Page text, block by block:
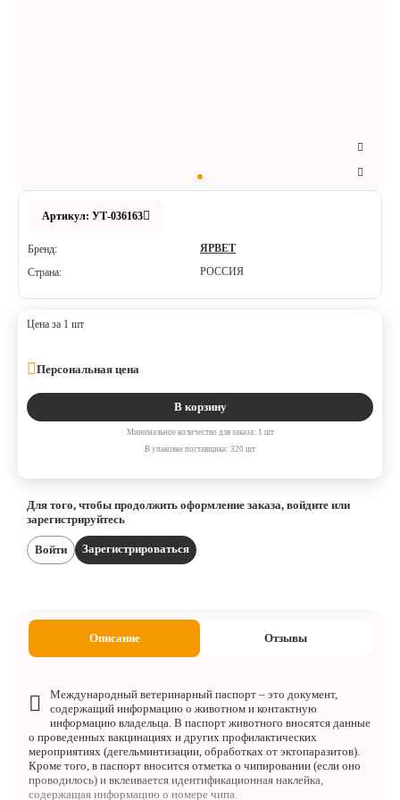
Артикул: УТ-036163
Бренд:
ЯРВЕТ
Страна:
РОССИЯ
Цена за 1 шт
Персональная цена
В корзину
Минимальное количество для заказа: 1 шт
В упаковке поставщика: 320 шт
Для того, чтобы продолжить оформление заказа, войдите или
зарегистрируйтесь
Войти Зарегистрироваться
Описание Отзывы
Международный ветеринарный паспорт – это документ,
содержащий информацию о животном и контактную
информацию владельца. В паспорт животного вносятся данные
о проведенных вакцинациях и других профилактических
мероприятиях (дегельминтизации, обработках от эктопаразитов).
Кроме того, в паспорт вносится отметка о чипировании (если оно
проводилось) и вклеивается идентификационная наклейка,
содержащая информацию о номере чипа.